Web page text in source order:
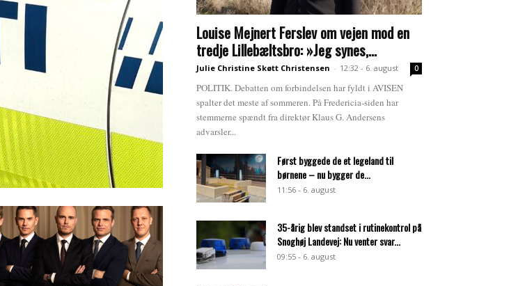
Louise Mejnert Ferslev om vejen mod en
tredje Lillebæltsbro: »Jeg synes,...
Julie Christine Skøtt Christensen - 12:32 - 6. august 0
POLITIK. Debatten om forbindelsen har fyldt i AVISEN
spalter det meste af sommeren. På Fredericia-siden har
stemmerne spændt fra direktør Klaus G. Andersens
advarsler...
Først byggede de et legeland til
børnene – nu bygger de...
11:56 - 6. august
35-årig blev standset i rutinekontrol på
Snoghøj Landevej: Nu venter svar...
09:55 - 6. august